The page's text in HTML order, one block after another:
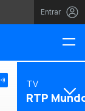
Entrar
TV
RTP